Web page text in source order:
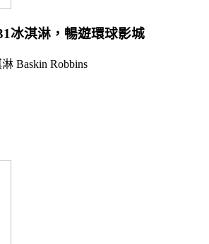
冰淇淋，暢遊環球影城
Baskin Robbins